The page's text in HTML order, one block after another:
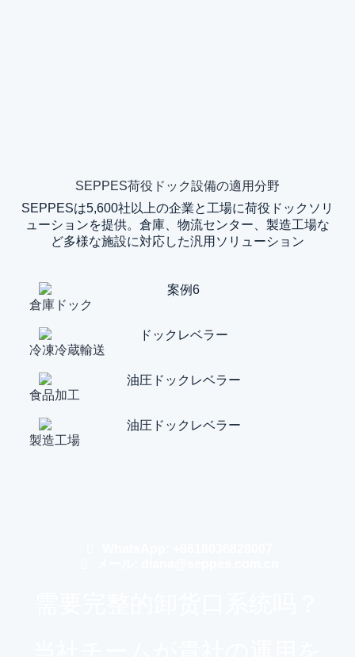
SEPPES荷役ドック設備の適用分野
SEPPESは5,600社以上の企業と工場に荷役ドックソリ
ューションを提供。倉庫、物流センター、製造工場な
ど多様な施設に対応した汎用ソリューション
倉庫ドック
冷凍冷蔵輸送
食品加工
製造工場